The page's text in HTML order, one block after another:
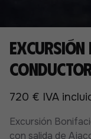
Excursión
720 € IVA
Excursión
con salida de